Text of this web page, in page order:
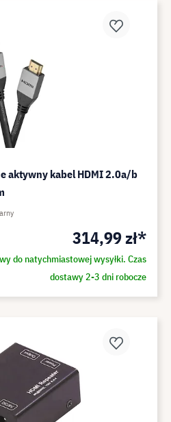
aktywny kabel HDMI 2.0a/b
314,99 zł*
do natychmiastowej wysyłki. Czas
dostawy 2-3 dni robocze